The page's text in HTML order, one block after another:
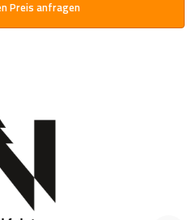
Preis anfragen